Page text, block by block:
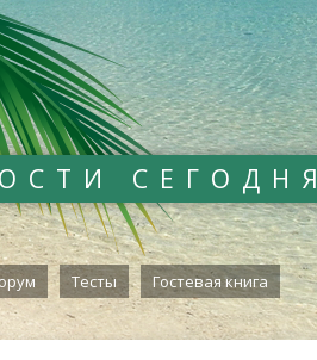
СЕГОДНЯ
Тесты Гостевая книга